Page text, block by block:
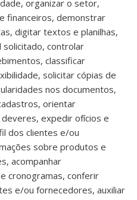
organizar o setor,
financeiros, demonstrar
digitar textos e planilhas,
controlar
classificar
solicitar cópias de
nos documentos,
orientar
expedir ofícios e
dos clientes e/ou
sobre produtos e
acompanhar
cronogramas, conferir
e/ou fornecedores, auxiliar